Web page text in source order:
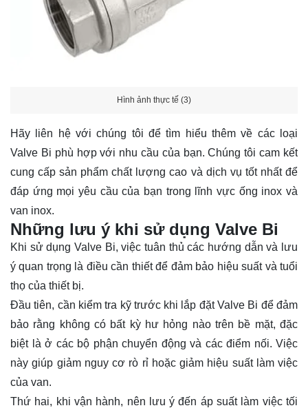
Hình ảnh thực tế (3)
Hãy liên hệvới chúng tôi để tìm hiểu thêm về các loại
Valve Bi phù hợp với nhu cầu của bạn. Chúng tôi cam kết
cung cấp sản phẩm chất lượng cao và dịch vụ tốt nhất để
đáp ứng mọi yêu cầu của bạn trong lĩnh vực ống inox và
van inox.
Những lưu ý khi sử dụng Valve Bi
Khi sử dụng Valve Bi, việc tuân thủ các hướng dẫn và lưu
ý quan trọng là điều cần thiết để đảm bảo hiệu suất và tuổi
thọ của thiết bị.
Đầu tiên, cần kiểm tra kỹ trước khi lắp đặt Valve Bi để đảm
bảo rằng không có bất kỳ hư hỏng nào trên bề mặt, đặc
biệt là ở các bộ phận chuyển động và các điểm nối. Việc
này giúp giảm nguy cơ rò rỉ hoặc giảm hiệu suất làm việc
của van.
Thứ hai, khi vận hành, nên lưu ý đến áp suất làm việc tối